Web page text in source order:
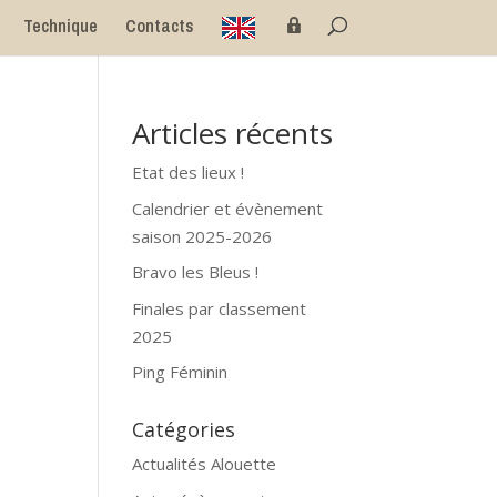
Technique Contacts E
n
g i
Articles récents
Etat des lieux !
Calendrier et évènement
saison 2025-2026
Bravo les Bleus !
Finales par classement
2025
Ping Féminin
Catégories
Actualités Alouette